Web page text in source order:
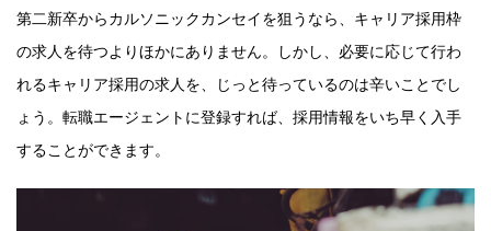
第二新卒からカルソニックカンセイを狙うなら、キャリア採用枠
の求人を待つよりほかにありません。しかし、必要に応じて行わ
れるキャリア採用の求人を、じっと待っているのは辛いことでし
ょう。転職エージェントに登録すれば、採用情報をいち早く入手
することができます。